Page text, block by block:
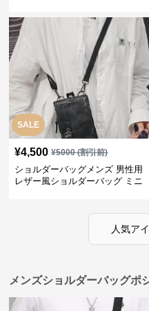
SALE
¥4,500 ¥5000(割引前)
ショルダーバッグメンズ 男性用
レザー風ショルダーバッグ ミニ
人気ア
メンズショルダーバッグポ